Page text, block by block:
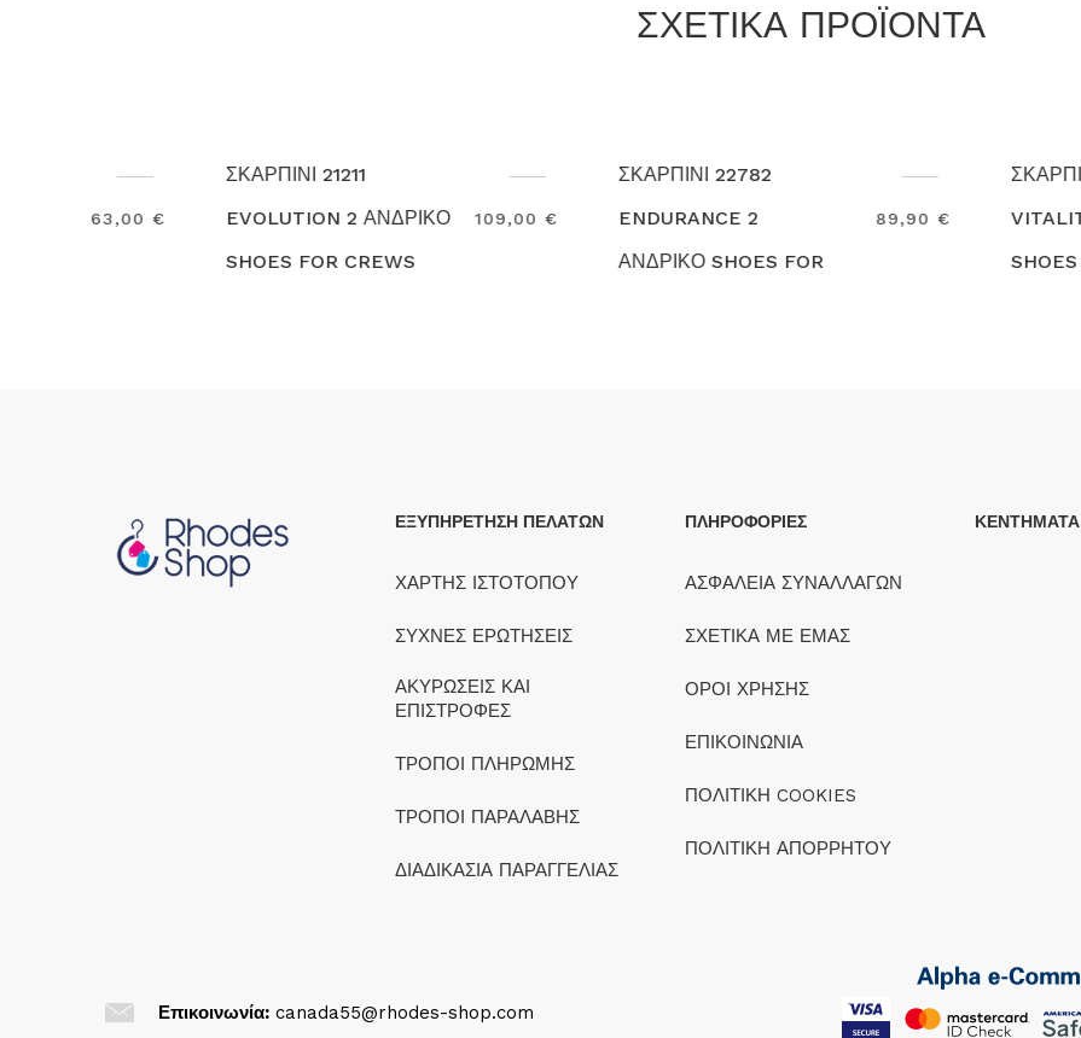
ΣΧΕΤΙΚΑ ΠΡΟΪΟΝΤΑ
ΣΚΑΡΠΙΝΙ 21211
EVOLUTION 2 ΑΝΔΡΙΚΟ
SHOES FOR CREWS
109,00 €
ΣΚΑΡΠΙΝΙ 22782
ENDURANCE 2
ΑΝΔΡΙΚΟ SHOES FOR
89,90 €
ΣΚΑΡΠΙΝΙ 28362
VITALITY 2 ΓΥΝΑΙΚΕΙΟ
SHOES FOR CREWS
ΕΞΥΠΗΡΕΤΗΣΗ ΠΕΛΑΤΩΝ
ΧΑΡΤΗΣ ΙΣΤΟΤΟΠΟΥ
ΣΥΧΝΕΣ ΕΡΩΤΗΣΕΙΣ
ΑΚΥΡΩΣΕΙΣ ΚΑΙ
ΕΠΙΣΤΡΟΦΕΣ
ΤΡΟΠΟΙ ΠΛΗΡΩΜΗΣ
ΤΡΟΠΟΙ ΠΑΡΑΛΑΒΗΣ
ΔΙΑΔΙΚΑΣΙΑ ΠΑΡΑΓΓΕΛΙΑΣ
ΠΛΗΡΟΦΟΡΙΕΣ
ΑΣΦΑΛΕΙΑ ΣΥΝΑΛΛΑΓΩΝ
ΣΧΕΤΙΚΑ ΜΕ ΕΜΑΣ
ΟΡΟΙ ΧΡΗΣΗΣ
ΕΠΙΚΟΙΝΩΝΙΑ
ΠΟΛΙΤΙΚΗ COOKIES
ΠΟΛΙΤΙΚΗ ΑΠΟΡΡΗΤΟΥ
ΚΕΝΤΗΜΑΤΑ
Επικοινωνία: canada55@rhodes-shop.com